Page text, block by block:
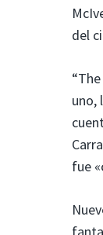
del
uno,
fue